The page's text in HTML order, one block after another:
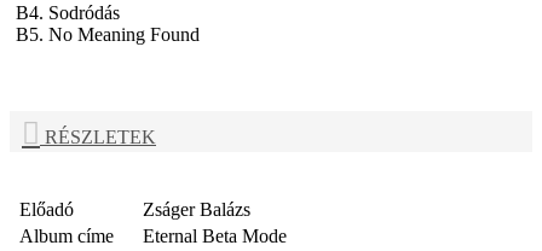
B4. Sodródás
B5. No Meaning Found
RÉSZLETEK
Előadó
Zságer Balázs
Album címe
Eternal Beta Mode